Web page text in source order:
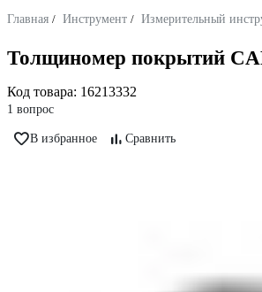
Главная / Инструмент / Измерительный
Толщиномер покрытий
Код товара: 16213332
1 вопрос
В избранное Сравнить